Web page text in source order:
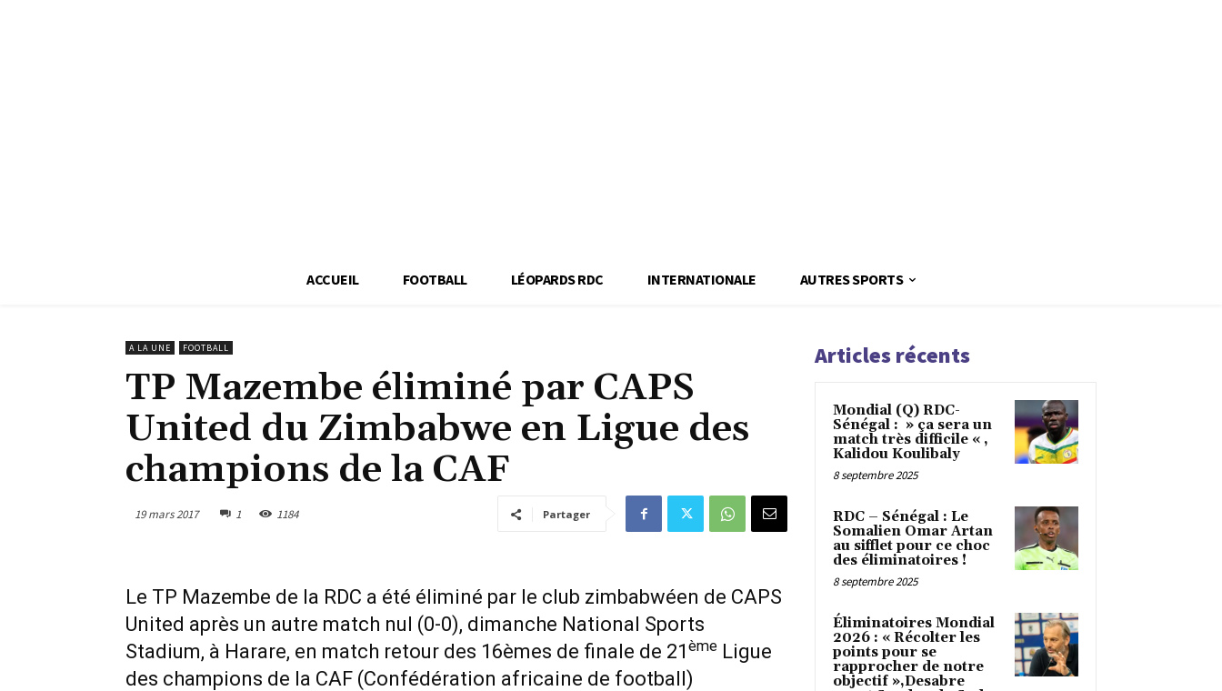
ACCUEIL FOOTBALL LÉOPARDS RDC INTERNATIONALE AUTRES SPORTS
A LA UNE FOOTBALL
TP Mazembe éliminé par CAPS
United du Zimbabwe en Ligue des
champions de la CAF
19 mars 2017 1 1184 Partager
Le TP Mazembe de la RDC a été éliminé par le club zimbabwéen de CAPS
United après un autre match nul (0-0), dimanche National Sports
Stadium, à Harare, en match retour des 16èmes de finale de 21 ème Ligue
des champions de la CAF (Confédération africaine de football)
Articles récents
Mondial (Q) RDC-
Sénégal : » ça sera un
match très difficile « ,
Kalidou Koulibaly
8 septembre 2025
RDC – Sénégal : Le
Somalien Omar Artan
au sifflet pour ce choc
des éliminatoires !
8 septembre 2025
Éliminatoires Mondial
2026 : « Récolter les
points pour se
rapprocher de notre
objectif »,Desabre